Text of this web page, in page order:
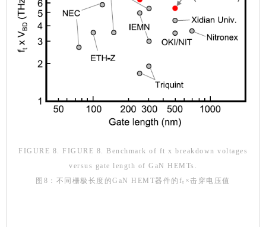
FIGURE 8. FIGURE 8. Benchmark of ft x breakdown voltages
versus gate length of GaN HEMTs.
图8：不同栅极长度的GaN HEMT器件的ft ×击穿电压值